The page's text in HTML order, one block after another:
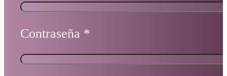
Contraseña *